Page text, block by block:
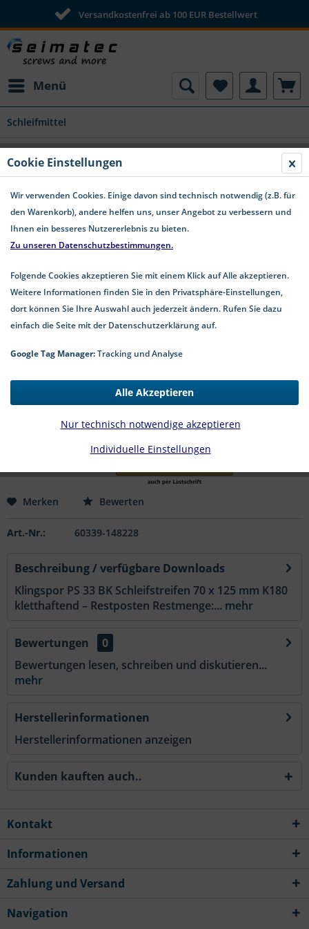
Versandkostenfrei ab 100 EUR Bestellwert
Menü
Schleifmittel
PS 33 BK Schleifstreifen 70x125 mm
Kletthaftend K 180 - Restposten 100 Stk.
zzgl. Versandkosten
1-4 Werktage Lieferzeit
Merken Bewerten
Art.-Nr.: 60339-148228
Beschreibung / verfügbare Downloads
Klingspor PS 33 BK Schleifstreifen 70 x 125 mm K180
kletthaftend – Restposten Restmenge:... mehr
Bewertungen
0
Bewertungen lesen, schreiben und diskutieren...
mehr
Herstellerinformationen
Herstellerinformationen anzeigen
Kunden kauften auch..
Kontakt
Informationen
Zahlung und Versand
Navigation
Cookie Einstellungen
Wir verwenden Cookies. Einige davon sind technisch notwendig (z.B. für
den Warenkorb), andere helfen uns, unser Angebot zu verbessern und
Ihnen ein besseres Nutzererlebnis zu bieten.
Zu unseren Datenschutzbestimmungen.
Folgende Cookies akzeptieren Sie mit einem Klick auf Alle akzeptieren.
Weitere Informationen finden Sie in den Privatsphäre-Einstellungen,
dort können Sie Ihre Auswahl auch jederzeit ändern. Rufen Sie dazu
einfach die Seite mit der Datenschutzerklärung auf.
Google Tag Manager:Tracking und Analyse
Individuelle Einstellungen
Nur technisch notwendige akzeptieren
Alle Akzeptieren